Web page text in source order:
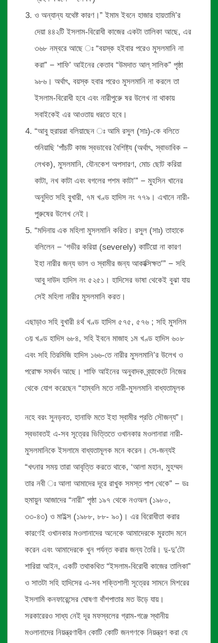
ও অন্যান্য যথেষ্ট কারণ।” ইমাম ইবনে হাজার হায়তামি’র
দেয়া ৪৪২টি ইসলাম-বিরোধী কাজের একটা তালিকা আছে, এর
৩৬৮ নম্বরে আছে ঃ “বয়স্ক হইবার পরেও মুসলমানি না
করা” − শাফি’ আইনের কেতাব “উমদাত আল্ সালিক” পৃষ্ঠা
৯৮৬। অর্থাৎ, বয়স্ক হবার পরেও মুসলমানি না করলে তা
ইসলাম-বিরোধী হবে এবং নারীপুরুে ষর উলেখ না থাকায়
সবাইকেই এর আওতায় ধরতে হবে।
“আবু হুরায়রা বলিয়াছেন ঃ আমি রসুল (সাঃ)-কে বলিতে
শুনিয়াছি ‘পাঁচটি কাজ স্বভাবের বৈশিষ্ট্য (অর্থাৎ, স্বাভাবিক −
লেখক), মুসলমানি, যৌনকেশ অপসারণ, মোচ ছোট করিয়া
কাটা, নখ কাটা এবং বগলের পশম কাটা’” − মুহসিন খানের
অনুদিত সহি বুখারী, ৭ম খণ্ড হাদিস নং ৭৭৯। এখানে নারী-
পুরুষের উলেখ নেই।
“মদিনায় এক মহিলা মুসলমানি করিত। রসুল (সাঃ) তাহাকে
বলিলেন − ‘গভীর করিয়া (severely) কাটিয়ো না কারণ
ইহা নারীর জন্য ভাল ও স্বামীর জন্য আকাক্সিক্ষত’” − সহি
আবু দাউদ হাদিস নং ৫২৫১। হাদিসের ভাষা থেকেই বুঝা যায়
সেই মহিলা নারীর মুসলমানি করত।
এছাড়াও সহি বুখারী ৪র্থ খণ্ড হাদিস ৫৭৫, ৫৭৬ ; সহি মুসলিম
৩য় খণ্ড হাদিস ৬৮৪, সহি ইবনে মাজাহ ১ম খণ্ড হাদিস ৬০৮
এবং সহি তিরমিজি হাদিস ১৬৬-তে নারীর মুসলমানি’র উলেখ ও
পরোক্ষ সমর্থন আছে। শাফি আইনের অনুবাদক ব্র্যাকেটে নিজের
থেকে যোগ করেছেন “হাম্বলি মতে নারী-মুসলমানি বাধ্যতামূলক
নহে বরং সুনড়বত, হানাফি মতে ইহা স্বামীর প্রতি সৌজন্য”।
স্বভাবতই এ-সব সূত্রের ভিত্তিতে ওখানকার মওলানারা নারী-
মুসলমানিকে ইসলামে বাধ্যতামূলক মনে করেন। সে-জন্যই
“খৎনার সময় তারা আবৃত্তি করতে থাকে, ‘আলা মহান, মুহম্মদ
তার নবী ঃ আলা আমাদের দূরে রাখুক সমস্ত পাপ থেকে” − ডঃ
হুমায়ুন আজাদের “নারী” পৃষ্ঠা ১৯৭ থেকে নওঅল (১৯৮০,
৩৩-৪৩) ও মাইল্স (১৯৮৮, ৮৮- ৯০)। এর বিরোধীতা করার
কারণেই ওখানকার মওলানাদের অনেকে আমাদেরকে মুরতাদ মনে
করেন এবং আমাদেরকে খুন পর্যন্ত করার জন্য তৈরি। দু-দু’টো
শারিয়া আইন, একটি তথাকথিত “ইসলাম-বিরোধী কাজের তালিকা”
ও সাতটা সহি হাদিসের এ-সব শক্তিশালী সূত্রের সামনে মিশরের
ইসলামি কনফারেন্সের ঘোষণা বাঁশপাতার মত উড়ে যায়।
সরকারেরও সাধ্য নেই দূর মফস্বলের গ্রাম-গঞ্জে স্থানীয়
মওলানাদের নিয়ন্ত্রণাধীন কোটি কোটি জনগণকে নিয়ন্ত্রণ করা যে